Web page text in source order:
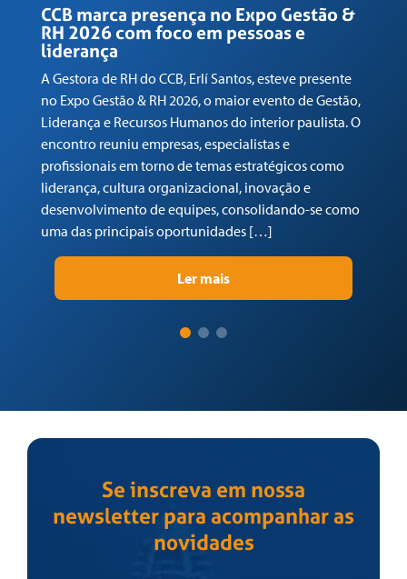
CCB marca presença no Expo Gestão &
RH 2026 com foco em pessoas e
liderança
A Gestora de RH do CCB, Erlí Santos, esteve presente
no Expo Gestão & RH 2026, o maior evento de Gestão,
Liderança e Recursos Humanos do interior paulista. O
encontro reuniu empresas, especialistas e
profissionais em torno de temas estratégicos como
liderança, cultura organizacional, inovação e
desenvolvimento de equipes, consolidando-se como
uma das principais oportunidades […]
Ler mais
Se inscreva em nossa
newsletter para acompanhar as
novidades